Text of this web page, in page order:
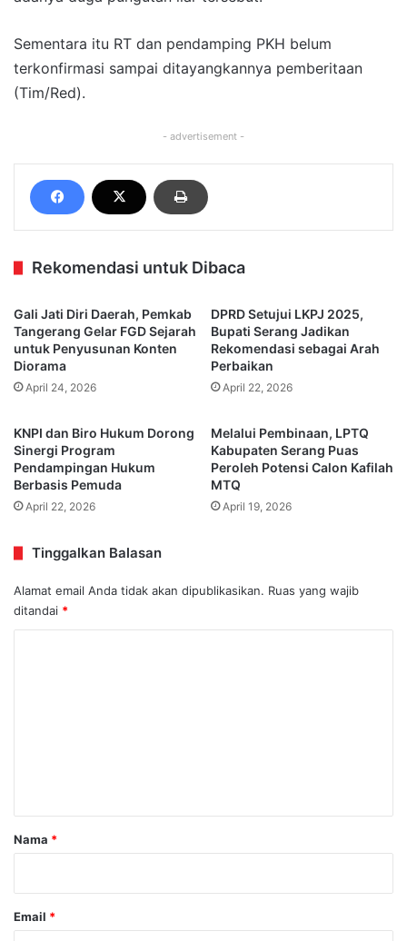
Sementara itu RT dan pendamping PKH belum
terkonfirmasi sampai ditayangkannya pemberitaan
(Tim/Red).
- advertisement -
Rekomendasi untuk Dibaca
Gali Jati Diri Daerah, Pemkab
Tangerang Gelar FGD Sejarah
untuk Penyusunan Konten
Diorama
April 24, 2026
DPRD Setujui LKPJ 2025,
Bupati Serang Jadikan
Rekomendasi sebagai Arah
Perbaikan
April 22, 2026
KNPI dan Biro Hukum Dorong
Sinergi Program
Pendampingan Hukum
Berbasis Pemuda
April 22, 2026
Melalui Pembinaan, LPTQ
Kabupaten Serang Puas
Peroleh Potensi Calon Kafilah
MTQ
April 19, 2026
Tinggalkan Balasan
Alamat email Anda tidak akan dipublikasikan. Ruas yang wajib
ditandai *
r
Nama *
Email *